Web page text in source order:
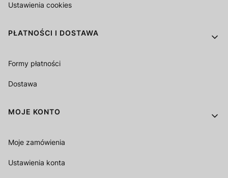
Ustawienia cookies
PŁATNOŚCI I DOSTAWA
Formy płatności
Dostawa
MOJE KONTO
Moje zamówienia
Ustawienia konta